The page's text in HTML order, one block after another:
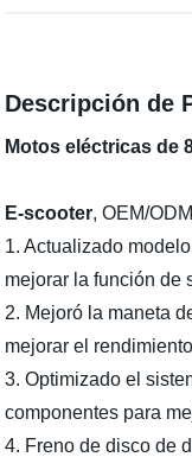
Descripción de
Motos eléctricas de
E-scooter, OEM/
1. Actualizado
mejorar la función de
2. Mejoró la maneta
mejorar el
3. Optimizado el
componentes para
4. Freno de disco de